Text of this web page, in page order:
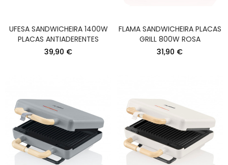
UFESA SANDWICHEIRA 1400W
PLACAS ANTIADERENTES
39,90 €
FLAMA SANDWICHEIRA PLACAS
GRILL 800W ROSA
31,90 €